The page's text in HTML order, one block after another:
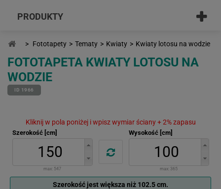
PRODUKTY
> Fototapety > Tematy > Kwiaty > Kwiaty lotosu na wodzie
FOTOTAPETA KWIATY LOTOSU NA
WODZIE
ID 1966
Kliknij w pola poniżej i wpisz wymiar ściany + 2% zapasu
Szerokość [cm]
max: 547
Wysokość [cm]
max: 365
Szerokość jest większa niż 102.5 cm.